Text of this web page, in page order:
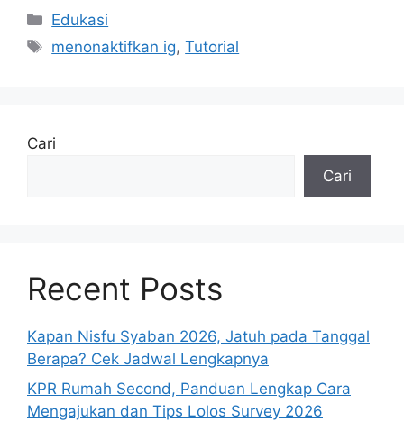
Kategori
Edukasi
Tag
menonaktifkan ig,Tutorial
Cari
Cari
Recent Posts
Kapan Nisfu Syaban 2026, Jatuh pada Tanggal
Berapa? Cek Jadwal Lengkapnya
KPR Rumah Second, Panduan Lengkap Cara
Mengajukan dan Tips Lolos Survey 2026